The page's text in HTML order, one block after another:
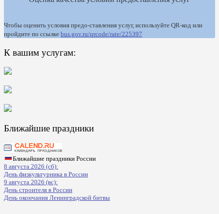
Чтобы оценить условия предо-ставления услуг, используйте QR-код или
пройдите по ссылке bus.gov.ru/qrcode/rate/225397
К вашим услугам:
Ближайшие праздники
Ближайшие праздники России
8 августа 2026 (сб):
День физкультурника в России
9 августа 2026 (вс):
День строителя в России
День окончания Ленинградской битвы